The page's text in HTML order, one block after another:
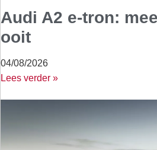
Audi A2 e-tron:
ooit
04/08/2026
Lees verder »